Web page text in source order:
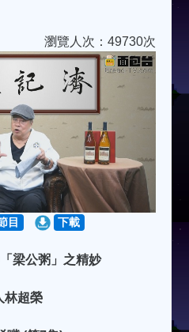
瀏覽人次：49730次
目 下載
梁公粥」之精妙
林超榮